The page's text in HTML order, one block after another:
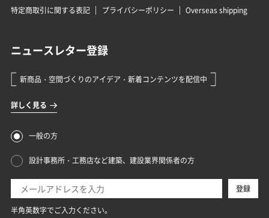
特定商取引に関する表記
プライバシーポリシー Overseas shipping